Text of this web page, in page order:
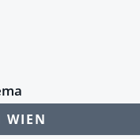
WIEN